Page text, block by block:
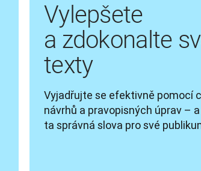
Vylepšete
a zdokonalte
texty
Vyjadřujte se efektivně pomocí
návrhů a pravopisných úprav –
ta správná slova pro své